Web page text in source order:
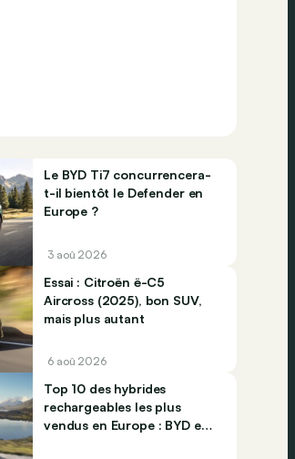
Le BYD Ti7 concurrencera-
t-il bientôt le Defender en
Europe ?
3 aoû 2026
Essai : Citroën ë-C5
Aircross (2025), bon SUV,
mais plus autant
6 aoû 2026
Top 10 des hybrides
rechargeables les plus
vendus en Europe : BYD et